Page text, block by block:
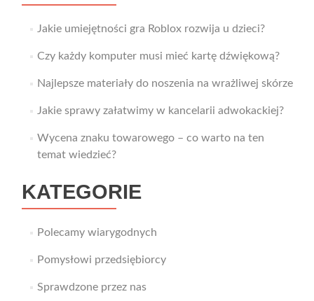
Jakie umiejętności gra Roblox rozwija u dzieci?
Czy każdy komputer musi mieć kartę dźwiękową?
Najlepsze materiały do noszenia na wrażliwej skórze
Jakie sprawy załatwimy w kancelarii adwokackiej?
Wycena znaku towarowego – co warto na ten
temat wiedzieć?
KATEGORIE
Polecamy wiarygodnych
Pomysłowi przedsiębiorcy
Sprawdzone przez nas